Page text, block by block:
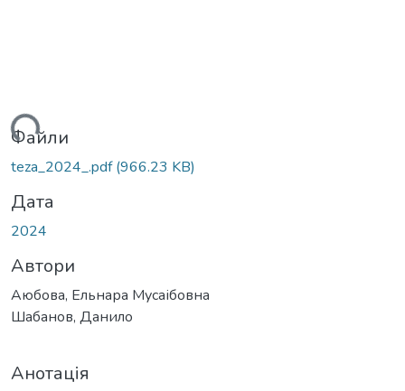
Файли
teza_2024_.pdf(966.23 KB)
Дата
2024
Автори
Аюбова, Ельнара Мусаібовна
Шабанов, Данило
Анотація